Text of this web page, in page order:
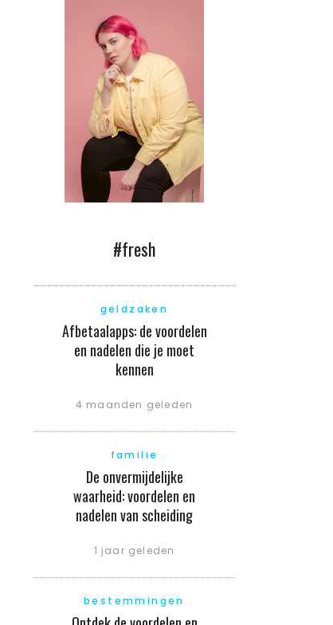
#fresh
geldzaken
Afbetaalapps: de voordelen
en nadelen die je moet
kennen
4 maanden geleden
familie
De onvermijdelijke
waarheid: voordelen en
nadelen van scheiding
1 jaar geleden
bestemmingen